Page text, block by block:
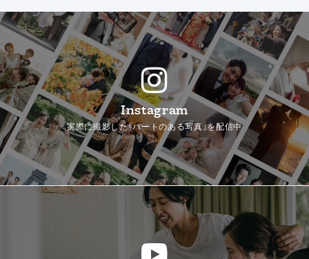
Instagram
実際に撮影した「ハートのある写真」を配信中